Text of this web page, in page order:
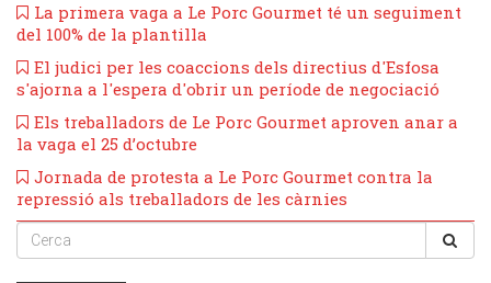
​La primera vaga a Le Porc Gourmet té un seguiment
del 100% de la plantilla
El judici per les coaccions dels directius d'Esfosa
s'ajorna a l'espera d'obrir un període de negociació
​Els treballadors de Le Porc Gourmet aproven anar a
la vaga el 25 d’octubre
Jornada de protesta a Le Porc Gourmet contra la
repressió als treballadors de les càrnies